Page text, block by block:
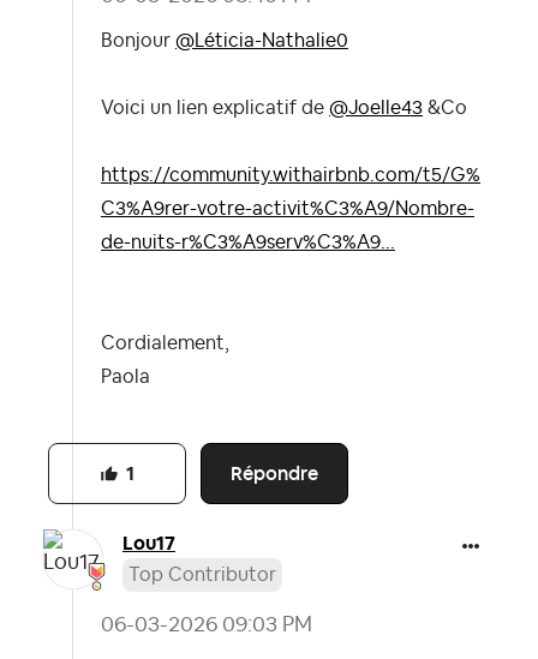
Bonjour @Léticia-Nathalie0
Voici un lien explicatif de @Joelle43 &Co
https://community.withairbnb.com/t5/G%
C3%A9rer-votre-activit%C3%A9/Nombre-
de-nuits-r%C3%A9serv%C3%A9...
Cordialement,
Paola
Répondre
1
Lou17
Top Contributor
‎06-03-2026 09:03 PM